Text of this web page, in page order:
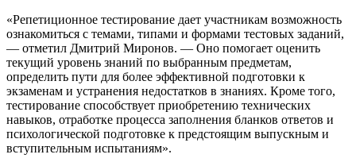
«Репетиционное тестирование дает участникам возможность
ознакомиться с темами, типами и формами тестовых заданий,
— отметил Дмитрий Миронов. — Оно помогает оценить
текущий уровень знаний по выбранным предметам,
определить пути для более эффективной подготовки к
экзаменам и устранения недостатков в знаниях. Кроме того,
тестирование способствует приобретению технических
навыков, отработке процесса заполнения бланков ответов и
психологической подготовке к предстоящим выпускным и
вступительным испытаниям».